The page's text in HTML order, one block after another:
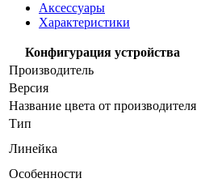
Аксессуары
Характеристики
Конфигурация устройства
Производитель
Версия
Название цвета от производителя
Тип
Линейка
Особенности